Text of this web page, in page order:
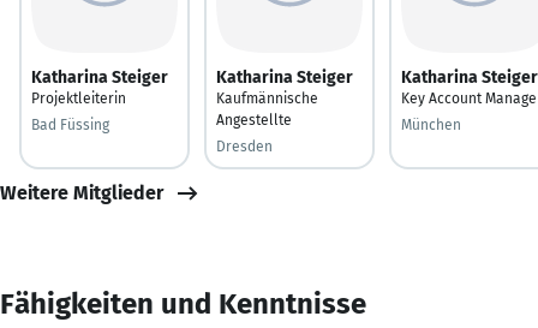
Katharina Steiger
Projektleiterin
Bad Füssing
Katharina Steiger
Kaufmännische
Angestellte
Dresden
Katharina Steiger
Key Account
München
Weitere Mitglieder
Fähigkeiten und Kenntnisse